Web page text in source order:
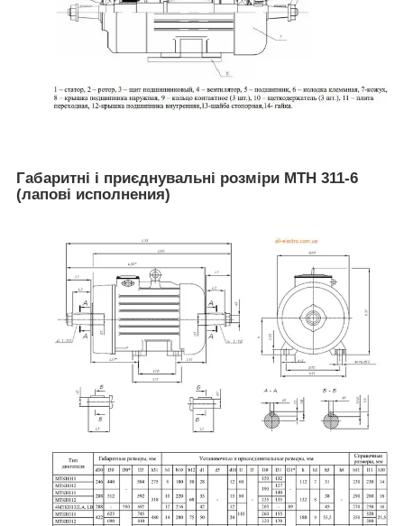
Габаритні і приєднувальні розміри MTH 311-6
(лапові исполнения)